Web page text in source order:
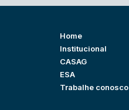
Home
Institucional
CASAG
ESA
Trabalhe conosco